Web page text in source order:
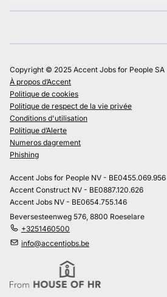
Copyright © 2025 Accent Jobs for People SA
À propos d’Accent
Politique de cookies
Politique de respect de la vie privée
Conditions d'utilisation
Politique d’Alerte
Numeros dagrement
Phishing
Accent Jobs for People NV - BE0455.069.956
Accent Construct NV - BE0887.120.626
Accent Jobs NV - BE0654.755.146
Beversesteenweg 576, 8800 Roeselare
+3251460500
info@accentjobs.be